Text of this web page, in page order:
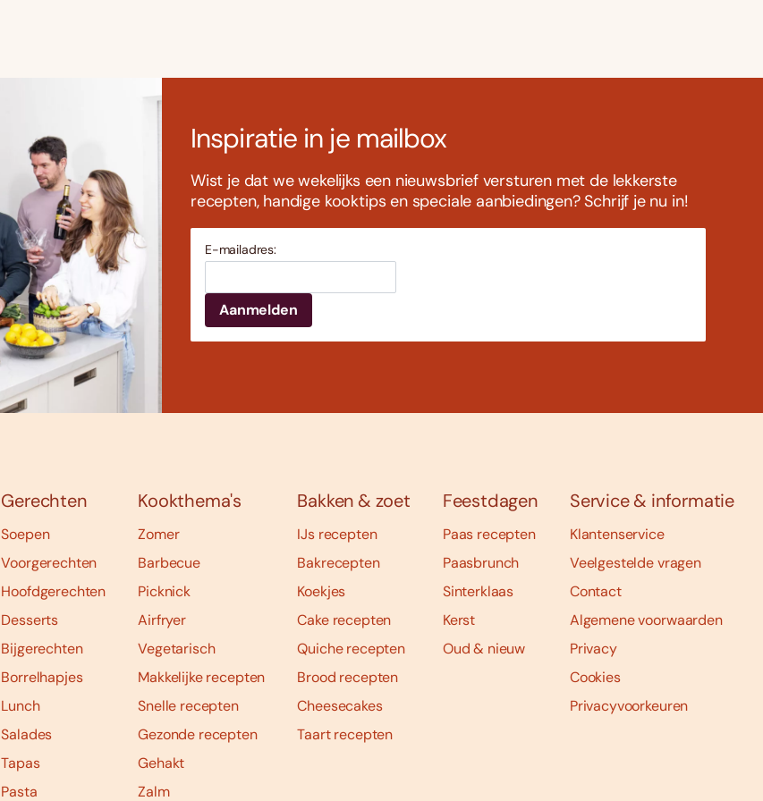
Inspiratie in je mailbox
Wist je dat we wekelijks een nieuwsbrief versturen met de lekkerste
recepten, handige kooktips en speciale aanbiedingen? Schrijf je nu in!
E-mailadres:
Gerechten
Soepen
Voorgerechten
Hoofdgerechten
Desserts
Bijgerechten
Borrelhapjes
Lunch
Salades
Tapas
Pasta
Kookthema's
Zomer
Barbecue
Picknick
Airfryer
Vegetarisch
Makkelijke recepten
Snelle recepten
Gezonde recepten
Gehakt
Zalm
Bakken & zoet
IJs recepten
Bakrecepten
Koekjes
Cake recepten
Quiche recepten
Brood recepten
Cheesecakes
Taart recepten
Feestdagen
Paas recepten
Paasbrunch
Sinterklaas
Kerst
Oud & nieuw
Service & informatie
Klantenservice
Veelgestelde vragen
Contact
Algemene voorwaarden
Privacy
Cookies
Privacyvoorkeuren